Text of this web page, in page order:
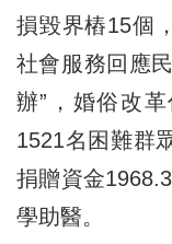
損毀界樁15個
社會服務回應
辦”，婚俗改
1521名困難群
捐贈資金
學助醫。